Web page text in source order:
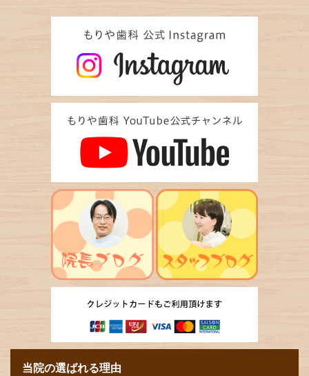
当院の選ばれる理由